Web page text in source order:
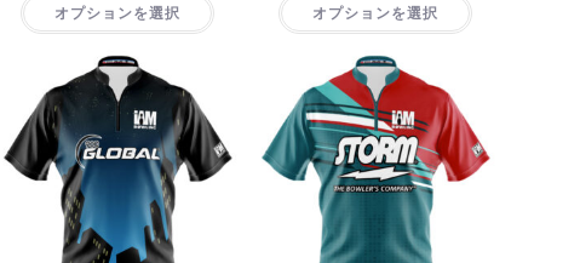
オプションを選択 オプションを選択